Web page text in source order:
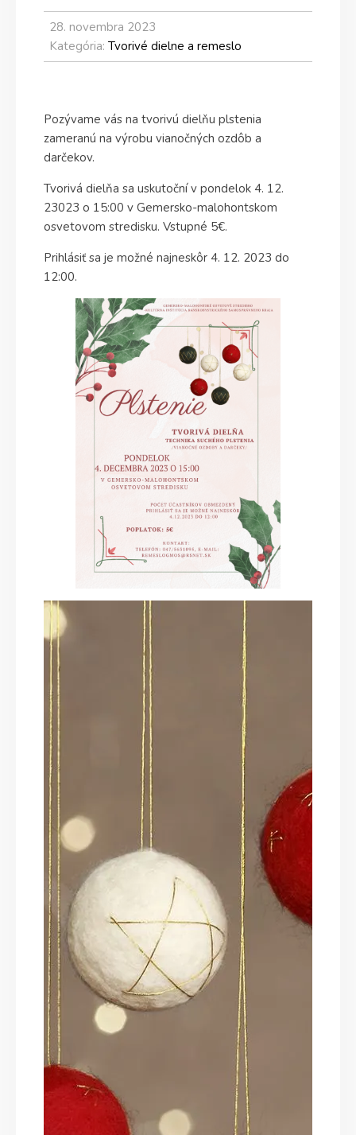
28. novembra 2023
Kategória: Tvorivé dielne a remeslo
Pozývame vás na tvorivú dielňu plstenia
zameranú na výrobu vianočných ozdôb a
darčekov.
Tvorivá dielňa sa uskutoční v pondelok 4. 12.
23023 o 15:00 v Gemersko-malohontskom
osvetovom stredisku. Vstupné 5€.
Prihlásiť sa je možné najneskôr 4. 12. 2023 do
12:00.